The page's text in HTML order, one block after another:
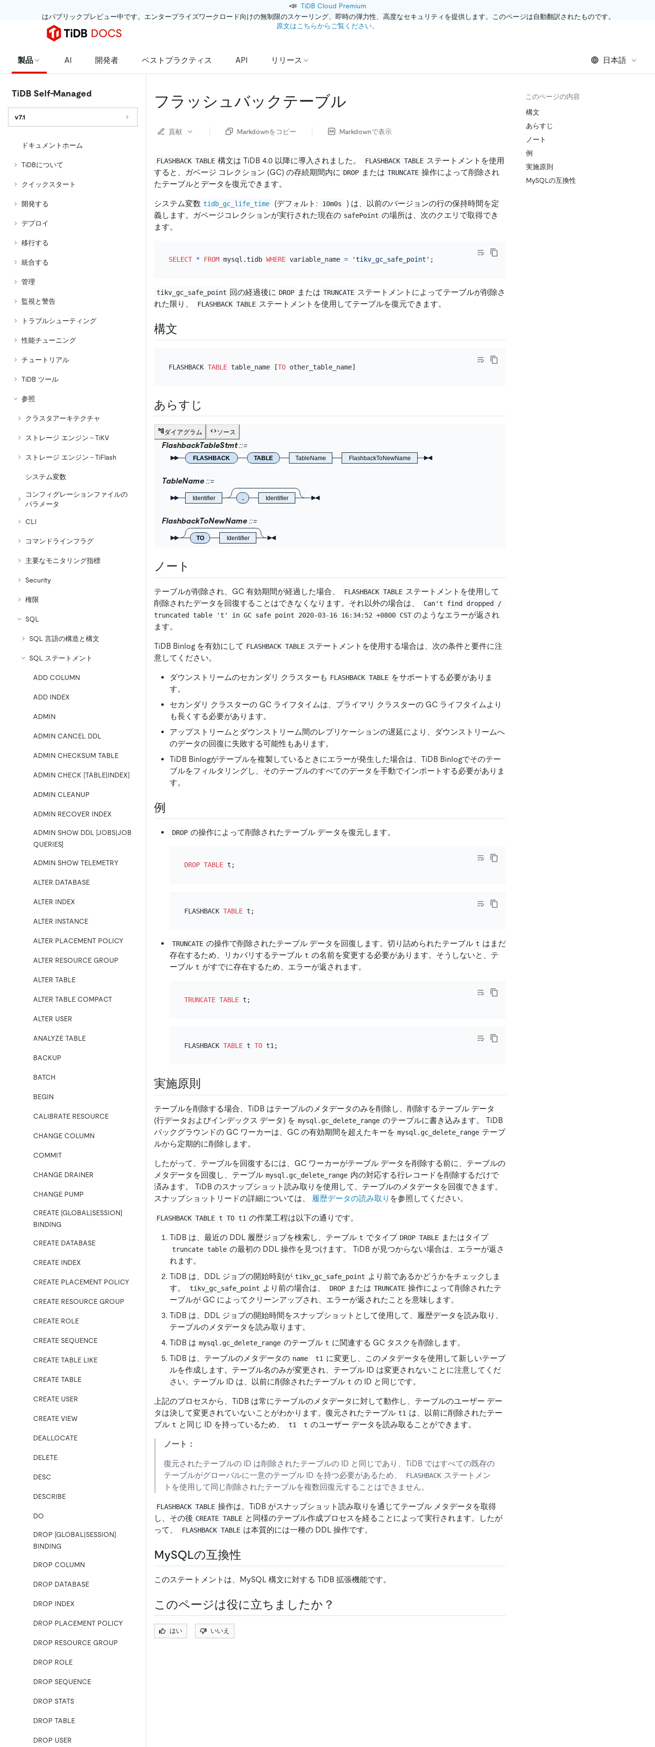
📣 TiDB Cloud Premium
はパブリックプレビュー中です。エンタープライズワークロード向けの無制限のスケーリング、即時の弾力性、高度なセキュリティを提供します。このページは自動翻訳されたものです。
原文はこちらからご覧ください。
製品 AI 開発者 ベストプラクティス API リリース 日本語
TiDB Self-Managed
v7.1
ドキュメントホーム
TiDBについて
クイックスタート
開発する
デプロイ
移行する
統合する
管理
監視と警告
トラブルシューティング
性能チューニング
チュートリアル
TiDB ツール
参照
クラスタアーキテクチャ
ストレージ エンジン - TiKV
ストレージ エンジン - TiFlash
システム変数
コンフィグレーションファイルの
パラメータ
CLI
コマンドラインフラグ
主要なモニタリング指標
Security
権限
SQL
SQL 言語の構造と構文
SQL ステートメント
ADD COLUMN
ADD INDEX
ADMIN
ADMIN CANCEL DDL
ADMIN CHECKSUM TABLE
ADMIN CHECK [TABLE|INDEX]
ADMIN CLEANUP
ADMIN RECOVER INDEX
ADMIN SHOW DDL [JOBS|JOB
QUERIES]
ADMIN SHOW TELEMETRY
ALTER DATABASE
ALTER INDEX
ALTER INSTANCE
ALTER PLACEMENT POLICY
ALTER RESOURCE GROUP
ALTER TABLE
ALTER TABLE COMPACT
ALTER USER
ANALYZE TABLE
BACKUP
BATCH
BEGIN
CALIBRATE RESOURCE
CHANGE COLUMN
COMMIT
CHANGE DRAINER
CHANGE PUMP
CREATE [GLOBAL|SESSION]
BINDING
CREATE DATABASE
CREATE INDEX
CREATE PLACEMENT POLICY
CREATE RESOURCE GROUP
CREATE ROLE
CREATE SEQUENCE
CREATE TABLE LIKE
CREATE TABLE
CREATE USER
CREATE VIEW
DEALLOCATE
DELETE
DESC
DESCRIBE
DO
DROP [GLOBAL|SESSION]
BINDING
DROP COLUMN
DROP DATABASE
DROP INDEX
DROP PLACEMENT POLICY
DROP RESOURCE GROUP
DROP ROLE
DROP SEQUENCE
DROP STATS
DROP TABLE
DROP USER
フラッシュバックテーブル
貢献 Markdownをコピー Markdownで表示
FLASHBACK TABLE 構文は TiDB 4.0 以降に導入されました。 FLASHBACK TABLE ステートメントを使用
すると、ガベージ コレクション (GC) の存続期間内に DROP または TRUNCATE 操作によって削除され
たテーブルとデータを復元できます。
システム変数 tidb_gc_life_time (デフォルト: 10m0s
) は、以前のバージョンの行の保持時間を定
義します。ガベージコレクションが実行された現在の safePoint の場所は、次のクエリで取得でき
ます。
SELECT * FROM mysql.tidb WHERE variable_name = 'tikv_gc_safe_point'
tikv_gc_safe_point 回の経過後に DROP または TRUNCATE ステートメントによってテーブルが削除さ
れた限り、
FLASHBACK TABLE ステートメントを使用してテーブルを復元できます。
構文
FLASHBACK TABLE table_name [TO
あらすじ
ダイアグラム ソース
FlashbackTableStmt
FLASHBACK TABLE TableName FlashbackToNewName
TableName
Identifier . Identifier
FlashbackToNewName
TO Identifier
ノート
テーブルが削除され、GC 有効期間が経過した場合、 FLASHBACK TABLE ステートメントを使用して
削除されたデータを回復することはできなくなります。それ以外の場合は、
Can't find dropped /
truncated table 't' in GC safe point 2020-03-16 16:34:52 +0800 CST のようなエラーが返され
ます。
TiDB Binlog を有効にして FLASHBACK TABLE ステートメントを使用する場合は、次の条件と要件に注
意してください。
ダウンストリームのセカンダリ クラスターも FLASHBACK TABLE をサポートする必要がありま
す。
セカンダリ クラスターの GC ライフタイムは、プライマリ クラスターの GC ライフタイムより
も長くする必要があります。
アップストリームとダウンストリーム間のレプリケーションの遅延により、ダウンストリームへ
のデータの回復に失敗する可能性もあります。
TiDB Binlogがテーブルを複製しているときにエラーが発生した場合は、TiDB Binlogでそのテー
ブルをフィルタリングし、そのテーブルのすべてのデータを手動でインポートする必要がありま
す。
例
DROP の操作によって削除されたテーブル データを復元します。
DROP TABLE
FLASHBACK TABLE
TRUNCATE の操作で削除されたテーブル データを回復します。切り詰められたテーブル t はまだ
存在するため、リカバリするテーブル t の名前を変更する必要があります。そうしないと、テ
ーブル t がすでに存在するため、エラーが返されます。
TRUNCATE TABLE
FLASHBACK TABLE t TO
実施原則
テーブルを削除する場合、TiDB はテーブルのメタデータのみを削除し、削除するテーブル データ
(行データおよびインデックス データ) を mysql.gc_delete_range のテーブルに書き込みます。 TiDB
バックグラウンドの GC ワーカーは、GC の有効期間を超えたキーを mysql.gc_delete_range テーブ
ルから定期的に削除します。
したがって、テーブルを回復するには、GC ワーカーがテーブル データを削除する前に、テーブルの
メタデータを回復し、テーブル mysql.gc_delete_range 内の対応する行レコードを削除するだけで
済みます。 TiDB のスナップショット読み取りを使用して、テーブルのメタデータを回復できます。
スナップショットリードの詳細については、
履歴データの読み取り を参照してください。
FLASHBACK TABLE t TO t1 の作業工程は以下の通りです。
TiDB は、最近の DDL 履歴ジョブを検索し、テーブル t でタイプ DROP TABLE またはタイプ
truncate table の最初の DDL 操作を見つけます。 TiDB が見つからない場合は、エラーが返さ
れます。
TiDB は、DDL ジョブの開始時刻が tikv_gc_safe_point より前であるかどうかをチェックしま
す。
tikv_gc_safe_point より前の場合は、 DROP または TRUNCATE 操作によって削除されたテ
ーブルが GC によってクリーンアップされ、エラーが返されたことを意味します。
TiDB は、DDL ジョブの開始時間をスナップショットとして使用して、履歴データを読み取り、
テーブルのメタデータを読み取ります。
TiDB は mysql.gc_delete_range のテーブル t に関連する GC タスクを削除します。
TiDB は、テーブルのメタデータの name t1 に変更し、このメタデータを使用して新しいテーブ
ルを作成します。テーブル名のみが変更され、テーブル ID は変更されないことに注意してくだ
さい。テーブル ID は、以前に削除されたテーブル t の ID と同じです。
上記のプロセスから、TiDB は常にテーブルのメタデータに対して動作し、テーブルのユーザー デー
タは決して変更されていないことがわかります。復元されたテーブル t1 は、以前に削除されたテー
ブル t と同じ ID を持っているため、 t1 t のユーザー データを読み取ることができます。
ノート：
復元されたテーブルの ID は削除されたテーブルの ID と同じであり、TiDB ではすべての既存の
テーブルがグローバルに一意のテーブル ID を持つ必要があるため、
FLASHBACK ステートメン
トを使用して同じ削除されたテーブルを複数回復元することはできません。
FLASHBACK TABLE 操作は、TiDB がスナップショット読み取りを通じてテーブル メタデータを取得
し、その後 CREATE TABLE と同様のテーブル作成プロセスを経ることによって実行されます。したが
って、
FLASHBACK TABLE は本質的には一種の DDL 操作です。
MySQLの互換性
このステートメントは、MySQL 構文に対する TiDB 拡張機能です。
このページは役に立ちましたか？
はい いいえ
このページの内容
構文
あらすじ
ノート
例
実施原則
MySQLの互換性